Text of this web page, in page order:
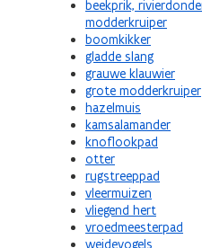
beekprik,
modderkruiper
boomkikker
gladde slang
grauwe klauwier
grote modderkruiper
hazelmuis
kamsalamander
knoflookpad
otter
rugstreeppad
vleermuizen
vliegend hert
vroedmeesterpad
weidevogels